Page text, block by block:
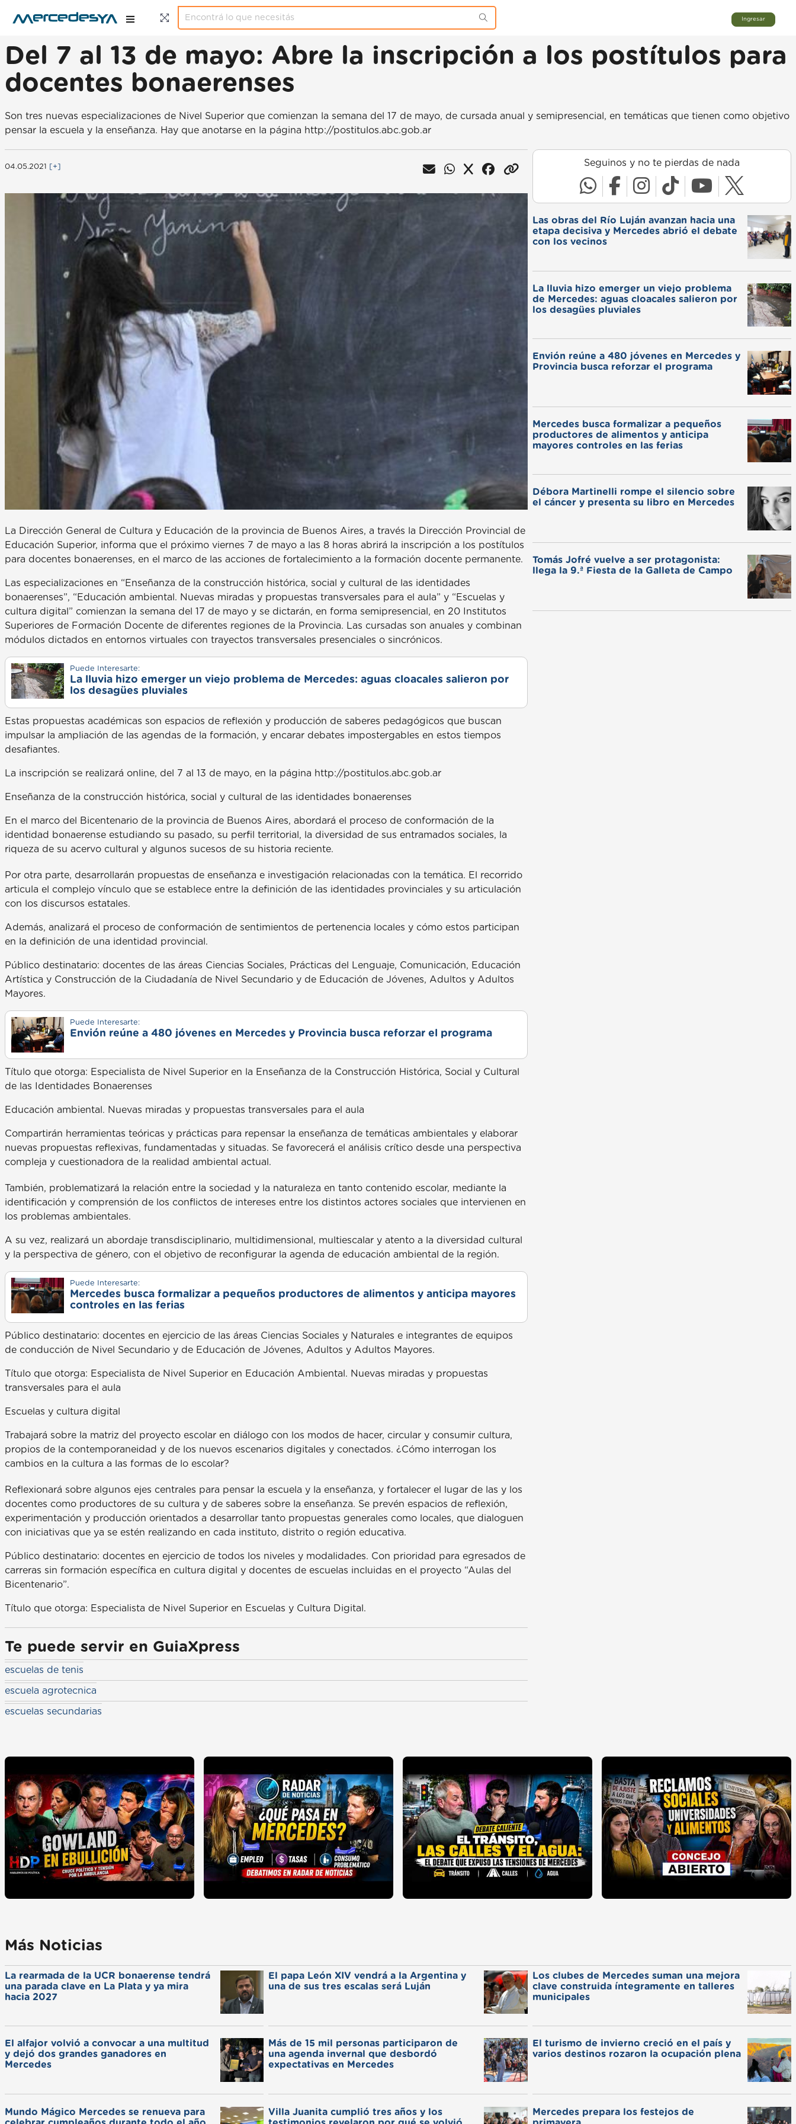
Ingresar
Del 7 al 13 de mayo: Abre la inscripción a los postítulos para
docentes bonaerenses
Son tres nuevas especializaciones de Nivel Superior que comienzan la semana del 17 de mayo, de cursada anual y semipresencial, en temáticas que tienen como objetivo
pensar la escuela y la enseñanza. Hay que anotarse en la página http://postitulos.abc.gob.ar
04.05.2021 [+]
La Dirección General de Cultura y Educación de la provincia de Buenos Aires, a través la Dirección Provincial de
Educación Superior, informa que el próximo viernes 7 de mayo a las 8 horas abrirá la inscripción a los postítulos
para docentes bonaerenses, en el marco de las acciones de fortalecimiento a la formación docente permanente.
Las especializaciones en “Enseñanza de la construcción histórica, social y cultural de las identidades
bonaerenses”, “Educación ambiental. Nuevas miradas y propuestas transversales para el aula” y “Escuelas y
cultura digital” comienzan la semana del 17 de mayo y se dictarán, en forma semipresencial, en 20 Institutos
Superiores de Formación Docente de diferentes regiones de la Provincia. Las cursadas son anuales y combinan
módulos dictados en entornos virtuales con trayectos transversales presenciales o sincrónicos.
Puede Interesarte:
La lluvia hizo emerger un viejo problema de Mercedes: aguas cloacales salieron por
los desagües pluviales
Estas propuestas académicas son espacios de reflexión y producción de saberes pedagógicos que buscan
impulsar la ampliación de las agendas de la formación, y encarar debates impostergables en estos tiempos
desafiantes.
La inscripción se realizará online, del 7 al 13 de mayo, en la página http://postitulos.abc.gob.ar
Enseñanza de la construcción histórica, social y cultural de las identidades bonaerenses
En el marco del Bicentenario de la provincia de Buenos Aires, abordará el proceso de conformación de la
identidad bonaerense estudiando su pasado, su perfil territorial, la diversidad de sus entramados sociales, la
riqueza de su acervo cultural y algunos sucesos de su historia reciente.
Por otra parte, desarrollarán propuestas de enseñanza e investigación relacionadas con la temática. El recorrido
articula el complejo vínculo que se establece entre la definición de las identidades provinciales y su articulación
con los discursos estatales.
Además, analizará el proceso de conformación de sentimientos de pertenencia locales y cómo estos participan
en la definición de una identidad provincial.
Público destinatario: docentes de las áreas Ciencias Sociales, Prácticas del Lenguaje, Comunicación, Educación
Artística y Construcción de la Ciudadanía de Nivel Secundario y de Educación de Jóvenes, Adultos y Adultos
Mayores.
Puede Interesarte:
Envión reúne a 480 jóvenes en Mercedes y Provincia busca reforzar el programa
Título que otorga: Especialista de Nivel Superior en la Enseñanza de la Construcción Histórica, Social y Cultural
de las Identidades Bonaerenses
Educación ambiental. Nuevas miradas y propuestas transversales para el aula
Compartirán herramientas teóricas y prácticas para repensar la enseñanza de temáticas ambientales y elaborar
nuevas propuestas reflexivas, fundamentadas y situadas. Se favorecerá el análisis crítico desde una perspectiva
compleja y cuestionadora de la realidad ambiental actual.
También, problematizará la relación entre la sociedad y la naturaleza en tanto contenido escolar, mediante la
identificación y comprensión de los conflictos de intereses entre los distintos actores sociales que intervienen en
los problemas ambientales.
A su vez, realizará un abordaje transdisciplinario, multidimensional, multiescalar y atento a la diversidad cultural
y la perspectiva de género, con el objetivo de reconfigurar la agenda de educación ambiental de la región.
Puede Interesarte:
Mercedes busca formalizar a pequeños productores de alimentos y anticipa mayores
controles en las ferias
Público destinatario: docentes en ejercicio de las áreas Ciencias Sociales y Naturales e integrantes de equipos
de conducción de Nivel Secundario y de Educación de Jóvenes, Adultos y Adultos Mayores.
Título que otorga: Especialista de Nivel Superior en Educación Ambiental. Nuevas miradas y propuestas
transversales para el aula
Escuelas y cultura digital
Trabajará sobre la matriz del proyecto escolar en diálogo con los modos de hacer, circular y consumir cultura,
propios de la contemporaneidad y de los nuevos escenarios digitales y conectados. ¿Cómo interrogan los
cambios en la cultura a las formas de lo escolar?
Reflexionará sobre algunos ejes centrales para pensar la escuela y la enseñanza, y fortalecer el lugar de las y los
docentes como productores de su cultura y de saberes sobre la enseñanza. Se prevén espacios de reflexión,
experimentación y producción orientados a desarrollar tanto propuestas generales como locales, que dialoguen
con iniciativas que ya se estén realizando en cada instituto, distrito o región educativa.
Público destinatario: docentes en ejercicio de todos los niveles y modalidades. Con prioridad para egresados de
carreras sin formación específica en cultura digital y docentes de escuelas incluidas en el proyecto “Aulas del
Bicentenario”.
Título que otorga: Especialista de Nivel Superior en Escuelas y Cultura Digital.
Te puede servir en GuiaXpress
escuelas de tenis
escuela agrotecnica
escuelas secundarias
Seguinos y no te pierdas de nada
Las obras del Río Luján avanzan hacia una
etapa decisiva y Mercedes abrió el debate
con los vecinos
La lluvia hizo emerger un viejo problema
de Mercedes: aguas cloacales salieron por
los desagües pluviales
Envión reúne a 480 jóvenes en Mercedes y
Provincia busca reforzar el programa
Mercedes busca formalizar a pequeños
productores de alimentos y anticipa
mayores controles en las ferias
Débora Martinelli rompe el silencio sobre
el cáncer y presenta su libro en Mercedes
Tomás Jofré vuelve a ser protagonista:
llega la 9.ª Fiesta de la Galleta de Campo
Más Noticias
La rearmada de la UCR bonaerense tendrá
una parada clave en La Plata y ya mira
hacia 2027
El papa León XIV vendrá a la Argentina y
una de sus tres escalas será Luján
Los clubes de Mercedes suman una mejora
clave construida íntegramente en talleres
municipales
El alfajor volvió a convocar a una multitud
y dejó dos grandes ganadores en
Mercedes
Más de 15 mil personas participaron de
una agenda invernal que desbordó
expectativas en Mercedes
El turismo de invierno creció en el país y
varios destinos rozaron la ocupación plena
Mundo Mágico Mercedes se renueva para
Villa Juanita cumplió tres años y los
Mercedes prepara los festejos de